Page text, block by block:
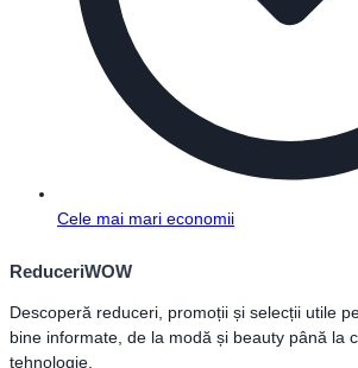
Cele mai mari economii
ReduceriWOW
Descoperă reduceri, promoții și selecții utile
bine informate, de la modă și beauty până la
tehnologie.